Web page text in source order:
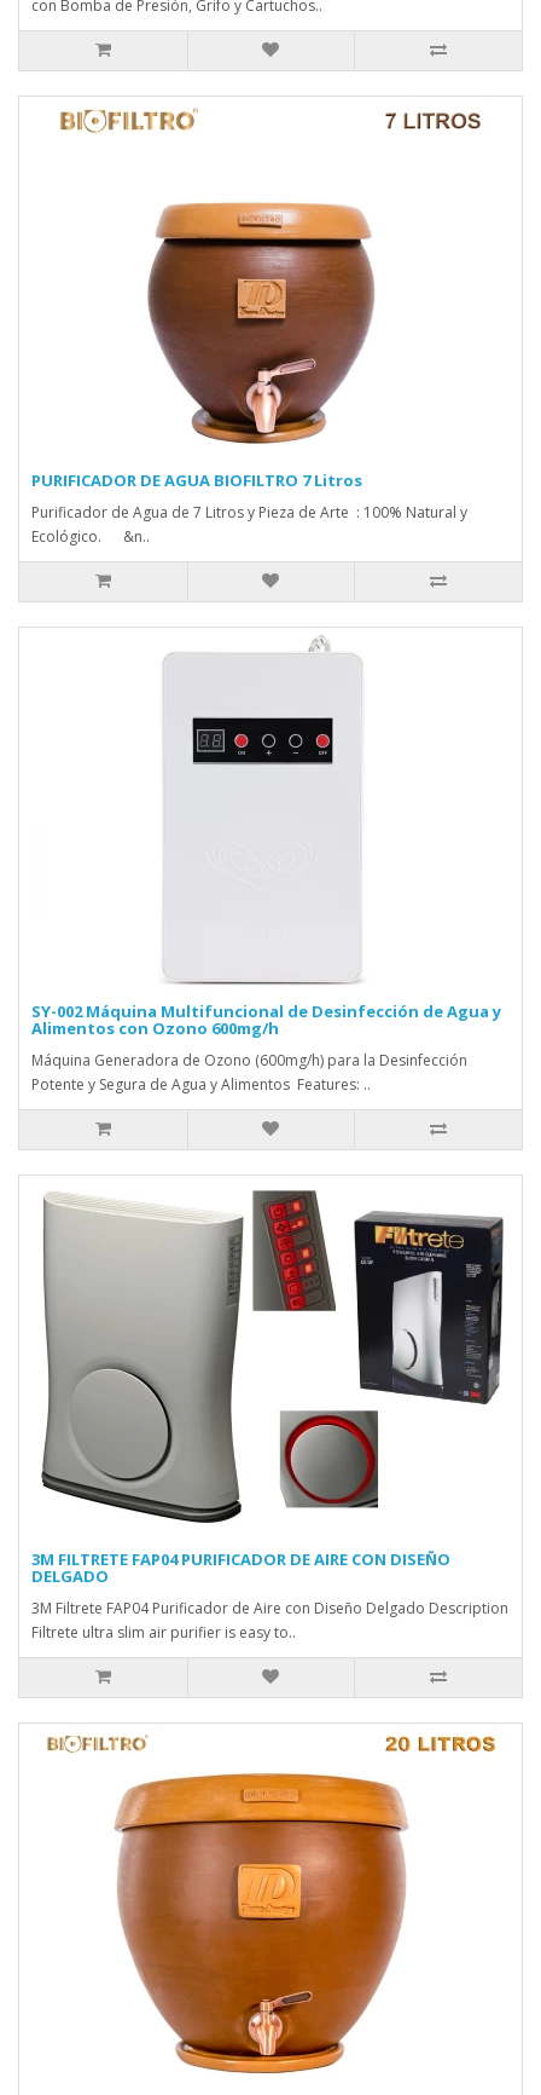
con Bomba de Presión, Grifo y Cartuchos..
PURIFICADOR DE AGUA BIOFILTRO 7 Litros
Purificador de Agua de 7 Litros y Pieza de Arte : 100% Natural y
Ecológico. &n..
SY-002 Máquina Multifuncional de Desinfección de Agua y
Alimentos con Ozono 600mg/h
Máquina Generadora de Ozono (600mg/h) para la Desinfección
Potente y Segura de Agua y Alimentos Features: ..
3M FILTRETE FAP04 PURIFICADOR DE AIRE CON DISEÑO
DELGADO
3M Filtrete FAP04 Purificador de Aire con Diseño Delgado Description
Filtrete ultra slim air purifier is easy to..